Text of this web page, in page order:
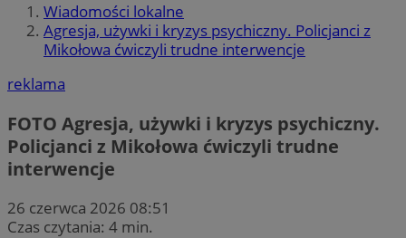
Wiadomości lokalne
Agresja, używki i kryzys psychiczny. Policjanci z
Mikołowa ćwiczyli trudne interwencje
reklama
FOTO Agresja, używki i kryzys psychiczny.
Policjanci z Mikołowa ćwiczyli trudne
interwencje
26 czerwca 2026 08:51
Czas czytania: 4 min.